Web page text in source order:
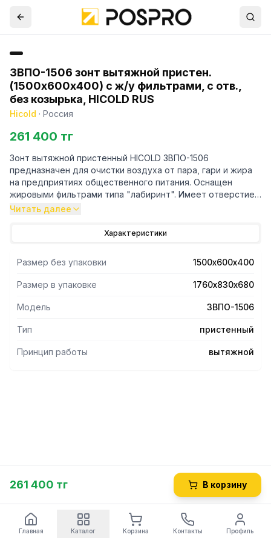
ЗВПО-1506 зонт вытяжной пристен.
(1500х600х400) с ж/у фильтрами, с отв.,
без козырька, HICOLD RUS
Hicold · Россия
261 400 тг
Зонт вытяжной пристенный HICOLD ЗВПО-1506
предназначен для очистки воздуха от пара, гари и жира
на предприятиях общественного питания. Оснащен
жировыми фильтрами типа "лабиринт". Имеет отверстие
под вентилятор. Изготовлен из нержавеющей стали.
Читать далее
Характеристики
Размер без упаковки 1500х600х400
Размер в упаковке 1760х830х680
Модель ЗВПО-1506
Тип пристенный
Принцип работы вытяжной
261 400 тг В корзину
Главная Каталог Корзина Контакты Профиль